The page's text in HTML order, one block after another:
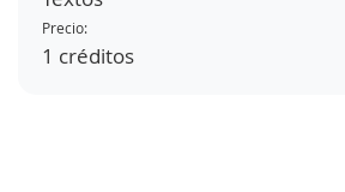
Precio:
1 créditos